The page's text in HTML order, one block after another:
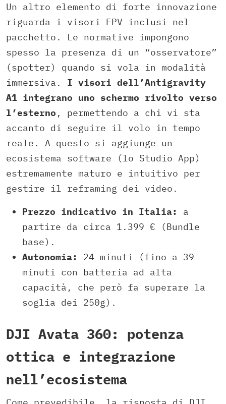
Un altro elemento di forte innovazione
riguarda i visori FPV inclusi nel
pacchetto. Le normative impongono
spesso la presenza di un “osservatore”
(spotter) quando si vola in modalità
immersiva. I visori dell’Antigravity
A1 integrano uno schermo rivolto verso
l’esterno , permettendo a chi vi sta
accanto di seguire il volo in tempo
reale. A questo si aggiunge un
ecosistema software (lo Studio App)
estremamente maturo e intuitivo per
gestire il reframing dei video.
Prezzo indicativo in Italia:
a
partire da circa 1.399 € (Bundle
base).
Autonomia:
24 minuti (fino a 39
minuti con batteria ad alta
capacità, che però fa superare la
soglia dei 250g).
DJI Avata 360: potenza
ottica e integrazione
nell’ecosistema